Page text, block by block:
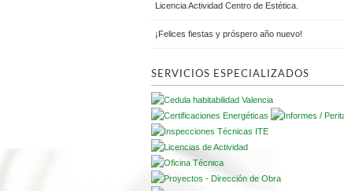
Licencia Actividad Centro de Estética.
¡Felices fiestas y próspero año nuevo!
SERVICIOS ESPECIALIZADOS